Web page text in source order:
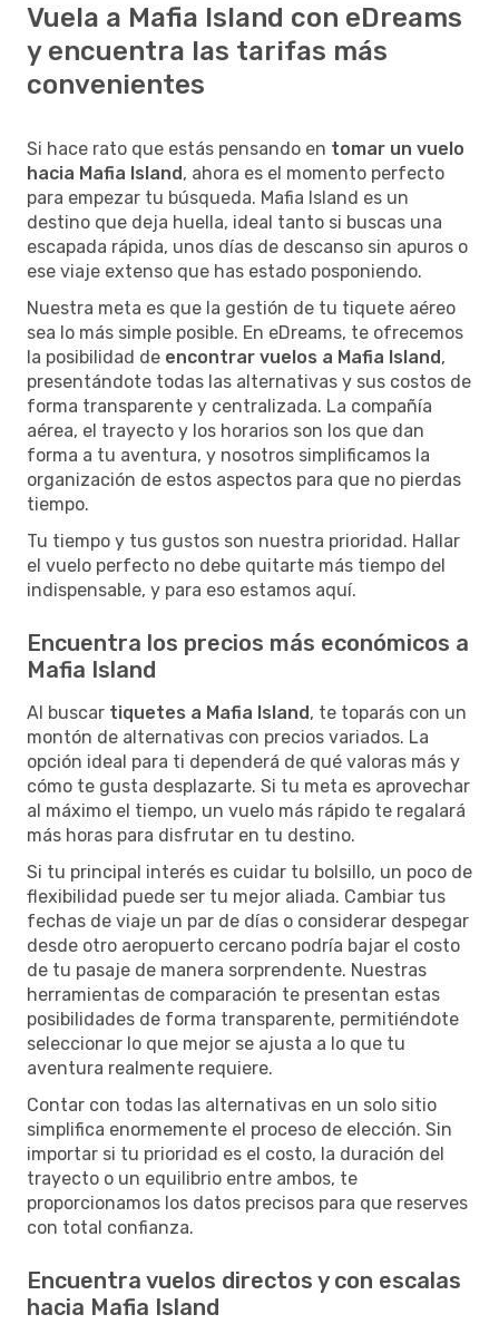
Vuela a Mafia Island con eDreams
y encuentra las tarifas más
convenientes
Si hace rato que estás pensando en tomar un vuelo
hacia Mafia Island, ahora es el momento perfecto
para empezar tu búsqueda. Mafia Island es un
destino que deja huella, ideal tanto si buscas una
escapada rápida, unos días de descanso sin apuros o
ese viaje extenso que has estado posponiendo.
Nuestra meta es que la gestión de tu tiquete aéreo
sea lo más simple posible. En eDreams, te ofrecemos
la posibilidad de encontrar vuelos a Mafia Island,
presentándote todas las alternativas y sus costos de
forma transparente y centralizada. La compañía
aérea, el trayecto y los horarios son los que dan
forma a tu aventura, y nosotros simplificamos la
organización de estos aspectos para que no pierdas
tiempo.
Tu tiempo y tus gustos son nuestra prioridad. Hallar
el vuelo perfecto no debe quitarte más tiempo del
indispensable, y para eso estamos aquí.
Encuentra los precios más económicos a
Mafia Island
Al buscar tiquetes a Mafia Island, te toparás con un
montón de alternativas con precios variados. La
opción ideal para ti dependerá de qué valoras más y
cómo te gusta desplazarte. Si tu meta es aprovechar
al máximo el tiempo, un vuelo más rápido te regalará
más horas para disfrutar en tu destino.
Si tu principal interés es cuidar tu bolsillo, un poco de
flexibilidad puede ser tu mejor aliada. Cambiar tus
fechas de viaje un par de días o considerar despegar
desde otro aeropuerto cercano podría bajar el costo
de tu pasaje de manera sorprendente. Nuestras
herramientas de comparación te presentan estas
posibilidades de forma transparente, permitiéndote
seleccionar lo que mejor se ajusta a lo que tu
aventura realmente requiere.
Contar con todas las alternativas en un solo sitio
simplifica enormemente el proceso de elección. Sin
importar si tu prioridad es el costo, la duración del
trayecto o un equilibrio entre ambos, te
proporcionamos los datos precisos para que reserves
con total confianza.
Encuentra vuelos directos y con escalas
hacia Mafia Island